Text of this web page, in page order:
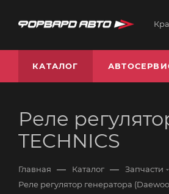
КАТАЛОГ
Реле
TECHNICS
Главная — Каталог — Запчасти
Реле регулятор генератора